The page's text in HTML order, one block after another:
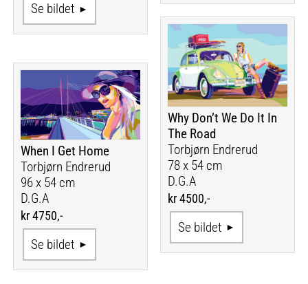
Se bildet
Why Don’t We Do It In
The Road
Torbjørn Endrerud
78 x 54 cm
D.G.A
kr 4500,-
Se bildet
When I Get Home
Torbjørn Endrerud
96 x 54 cm
D.G.A
kr 4750,-
Se bildet